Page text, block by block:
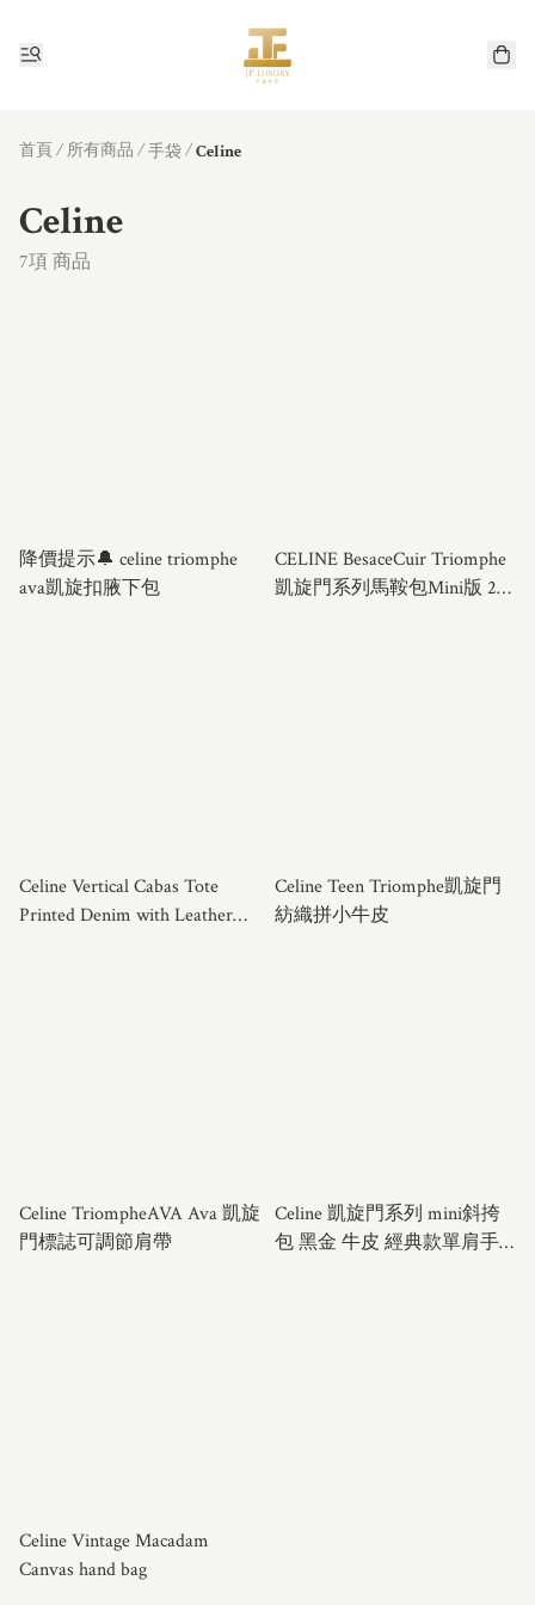
首頁/ 所有商品 /手袋 /Celine
Celine
7項 商品
降價提示🔔 celine triomphe
ava凱旋扣腋下包
CELINE BesaceCuir Triomphe
凱旋門系列馬鞍包Mini版 22
Celine Vertical Cabas Tote
Printed Denim with Leather
Celine Teen Triomphe凱旋門
紡織拼小牛皮
Celine TriompheAVA Ava 凱旋
門標誌可調節肩帶
Celine 凱旋門系列 mini斜挎
包 黑金 牛皮 經典款單肩手
Celine Vintage Macadam
Canvas hand bag